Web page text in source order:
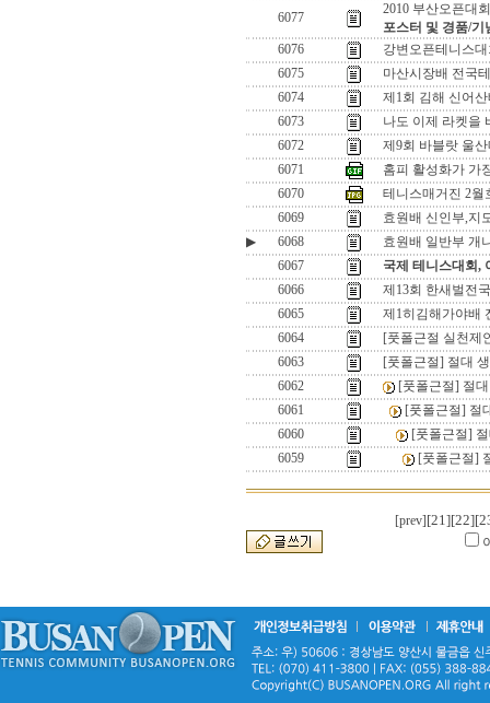
6077
2010 부산오픈대회
포스터 및 경품/기
6076
강변오픈테니스
6075
마산시장배 전국
6074
제1회 김해 신어
6073
나도 이제 라켓을
6072
제9회 바블랏 울
6071
홈피 활성화가 가
6070
테니스매거진 2월
6069
효원배 신인부,지
▶
6068
효원배 일반부 개
6067
국제 테니스대회,
6066
제13회 한새벌전
6065
제1히김해가야배
6064
[풋폴근절 실천제
6063
[풋폴근절] 절대
6062
[풋폴근절] 절
6061
[풋폴근절] 절
6060
[풋폴근절]
6059
[풋폴근절]
[prev] [21][22]